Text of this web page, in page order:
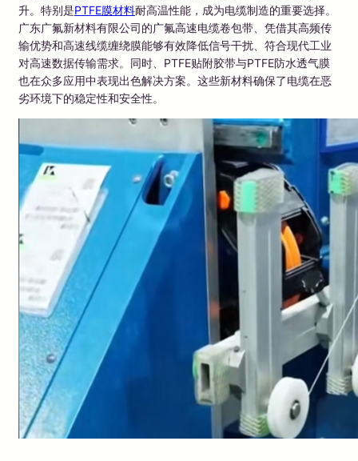
升。特别是PTFE膜材料耐高温性能，成为电缆制造的重要选择。
广东广氟新材料有限公司的广氟高速电缆卷包带、凭借其高频传
输优势和高速线缆缠绕膜能够有效降低信号干扰、符合现代工业
对高速数据传输需求。同时、PTFE贴附胶带与PTFE防水透气膜
也在众多应用中表现出色解决方案。这些新材料确保了电缆在恶
劣环境下的稳定性和安全性。